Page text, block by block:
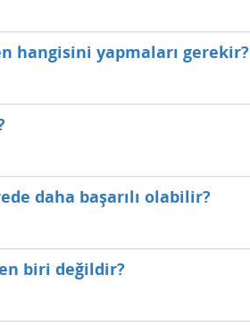
hangisini yapmaları gerekir?
daha başarılı olabilir?
biri değildir?